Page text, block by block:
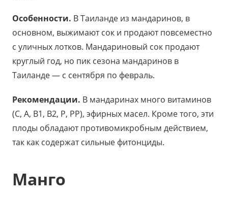
Особенности. В Таиланде из мандаринов, в
основном, выжимают сок и продают повсеместно
с уличных лотков. Мандариновый сок продают
круглый год, но пик сезона мандаринов в
Таиланде — с сентября по февраль.
Рекомендации. В мандаринах много витаминов
(С, А, В1, В2, Р, РР), эфирных масел. Кроме того, эти
плоды обладают противомикробным действием,
так как содержат сильные фитонциды.
Манго